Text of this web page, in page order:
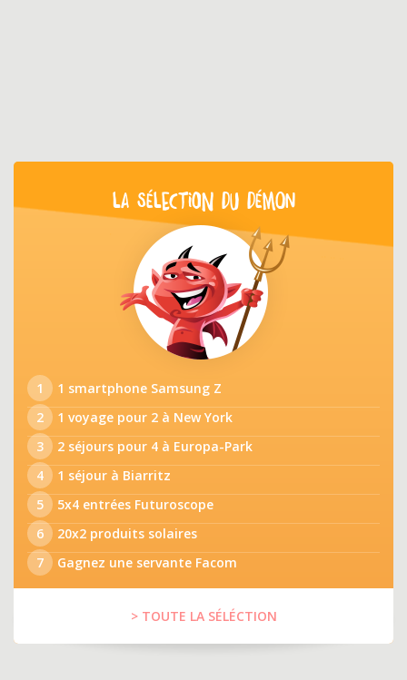
LA SÉLECTION DU DÉMON
1
1 smartphone Samsung Z
2
1 voyage pour 2 à New York
3
2 séjours pour 4 à Europa-Park
4
1 séjour à Biarritz
5
5x4 entrées Futuroscope
6
20x2 produits solaires
7
Gagnez une servante Facom
> TOUTE LA SÉLÉCTION